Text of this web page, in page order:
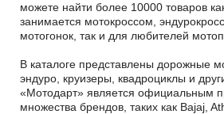
можете найти более 10000 товаров
занимается мотокроссом,
мотогонок, так и для любителей
В каталоге представлены дорожные
эндуро, круизеры, квадроциклы и
«Мотодарт» является официальным
множества брендов, таких как Bajaj,